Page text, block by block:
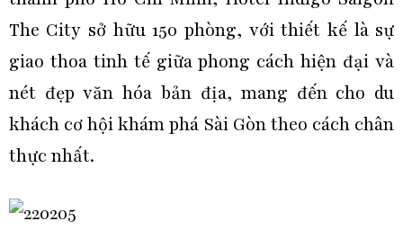
The City sở hữu 150 phòng, với thiết kế là sự
giao thoa tinh tế giữa phong cách hiện đại và
nét đẹp văn hóa bản địa, mang đến cho du
khách cơ hội khám phá Sài Gòn theo cách chân
thực nhất.